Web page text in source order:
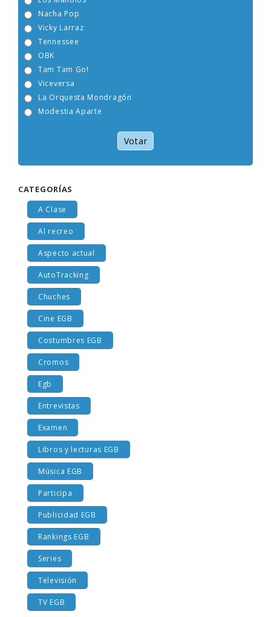
Los Manolos
Nacha Pop
La Orquesta Mondragón
Votar
A Clase
Al recreo
Aspecto actual
AutoTracking
Chuches
Cine EGB
Costumbres EGB
Cromos
Egb
Entrevistas
Examen
Libros y lecturas EGB
Música EGB
Participa
Publicidad EGB
Rankings EGB
Series
Televisión
TV EGB